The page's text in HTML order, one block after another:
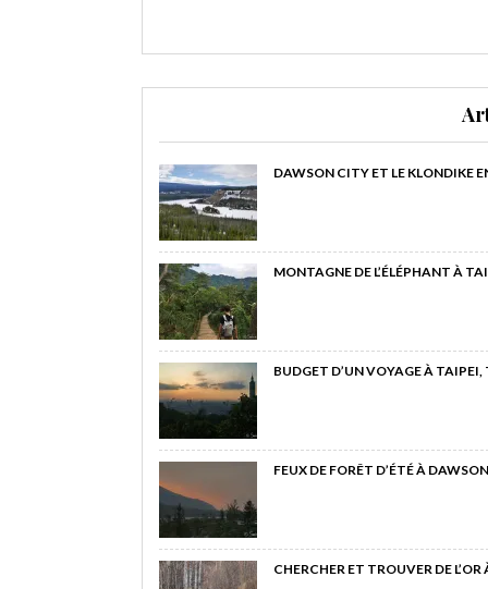
DAWSON CITY ET LE KLONDIKE
MONTAGNE DE L’ÉLÉPHANT À
BUDGET D’UN VOYAGE À
FEUX DE FORÊT D’ÉTÉ À
CHERCHER ET TROUVER DE